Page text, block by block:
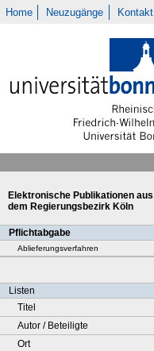
Home Neuzugänge Kontakt
Elektronische Publikationen aus
dem Regierungsbezirk Köln
Pflichtabgabe
Ablieferungsverfahren
Listen
Titel
Autor / Beteiligte
Ort